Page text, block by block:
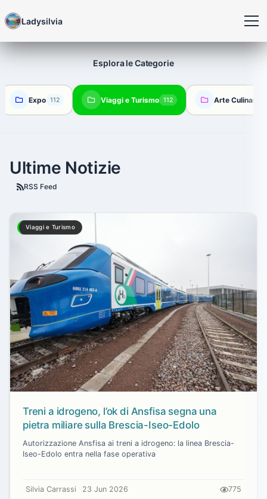
Ladysilvia
Esplora le Categorie
Expo 112 Viaggi e Turismo 112 Arte Culinaria
Ultime Notizie
RSS Feed
Viaggi e Turismo
Treni a idrogeno, l’ok di Ansfisa segna una
pietra miliare sulla Brescia-Iseo-Edolo
Autorizzazione Ansfisa ai treni a idrogeno: la linea Brescia-
Iseo-Edolo entra nella fase operativa
Silvia Carrassi 23 Jun 2026 775